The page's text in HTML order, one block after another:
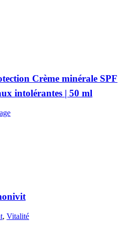
Crème minérale SPF
intolérantes | 50 ml
, Vitalité